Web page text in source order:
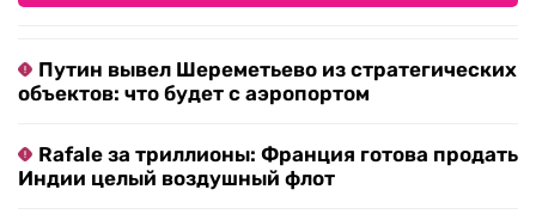
Путин вывел Шереметьево из стратегических
объектов: что будет с аэропортом
Rafale за триллионы: Франция готова продать
Индии целый воздушный флот